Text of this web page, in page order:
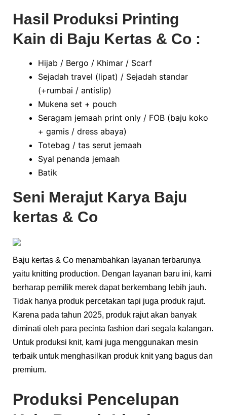
Hasil Produksi Printing
Kain di Baju Kertas & Co :
Hijab / Bergo / Khimar / Scarf
Sejadah travel (lipat) / Sejadah standar
(+rumbai / antislip)
Mukena set + pouch
Seragam jemaah print only / FOB (baju koko
+ gamis / dress abaya)
Totebag / tas serut jemaah
Syal penanda jemaah
Batik
Seni Merajut Karya Baju
kertas & Co
Baju kertas & Co menambahkan layanan terbarunya
yaitu knitting production. Dengan layanan baru ini, kami
berharap pemilik merek dapat berkembang lebih jauh.
Tidak hanya produk percetakan tapi juga produk rajut.
Karena pada tahun 2025, produk rajut akan banyak
diminati oleh para pecinta fashion dari segala kalangan.
Untuk produksi knit, kami juga menggunakan mesin
terbaik untuk menghasilkan produk knit yang bagus dan
premium.
Produksi Pencelupan